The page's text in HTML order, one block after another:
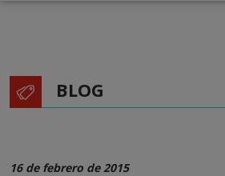
BLOG
16 de febrero de 2015